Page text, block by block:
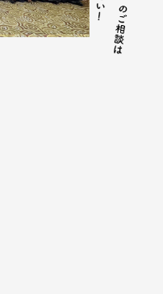
広告・宣伝、その他当
るダイレクトメール
ト等を利用した情報サ
動向調査、市場調
並びに広告反響等の
成に必要な範囲にお
の提供
密保持のために必要な
目的の達成に必要な範
提供する場合など、法
受けできないことがあ
記利用目的のために以
しくはその他媒体によ